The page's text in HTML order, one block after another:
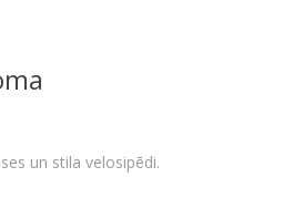
un stila velosipēdi.